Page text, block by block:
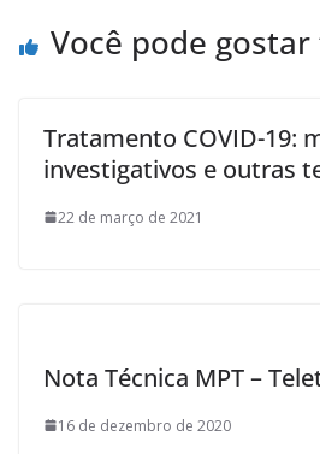
Você pode
Tratamento COVID-19:
investigativos e outras
22 de março de 2021
Nota Técnica MPT –
16 de dezembro de 2020